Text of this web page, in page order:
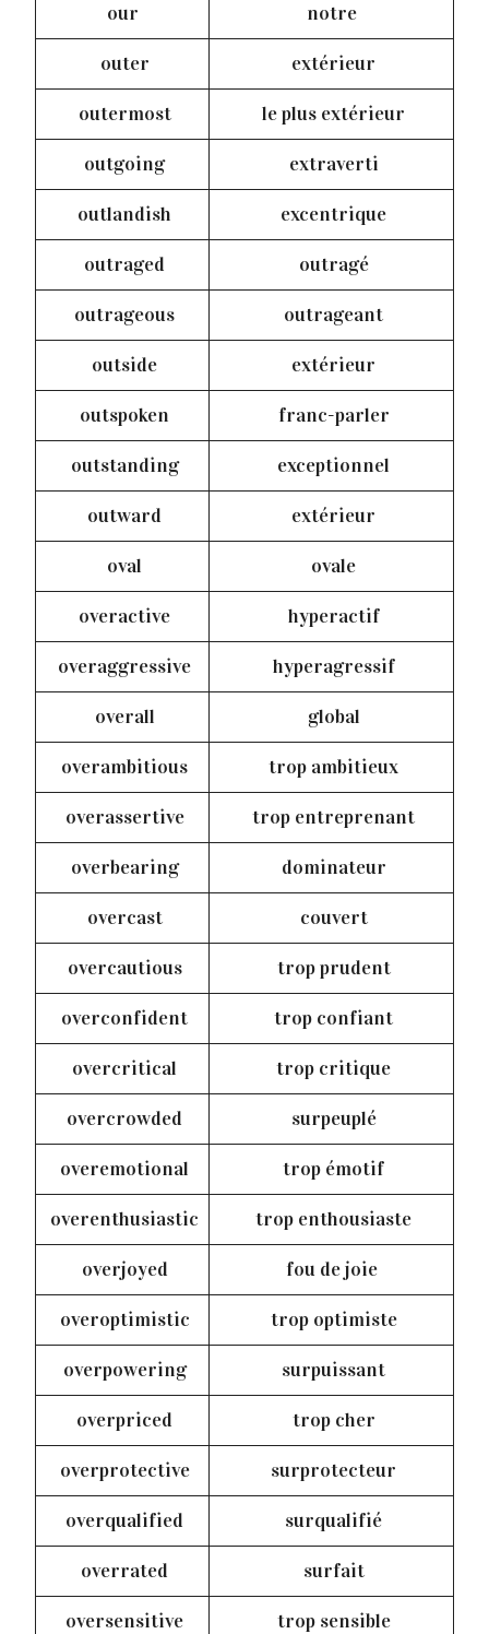
our notre
outer extérieur
outermost le plus extérieur
outgoing extraverti
outlandish excentrique
outraged outragé
outrageous outrageant
outside extérieur
outspoken franc-parler
outstanding exceptionnel
outward extérieur
oval ovale
overactive hyperactif
overaggressive hyperagressif
overall global
overambitious trop ambitieux
overassertive trop entreprenant
overbearing dominateur
overcast couvert
overcautious trop prudent
overconfident trop confiant
overcritical trop critique
overcrowded surpeuplé
overemotional trop émotif
overenthusiastic trop enthousiaste
overjoyed fou de joie
overoptimistic trop optimiste
overpowering surpuissant
overpriced trop cher
overprotective surprotecteur
overqualified surqualifié
overrated surfait
oversensitive trop sensible